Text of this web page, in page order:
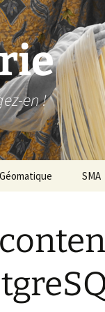
en !
Géomatique SMA